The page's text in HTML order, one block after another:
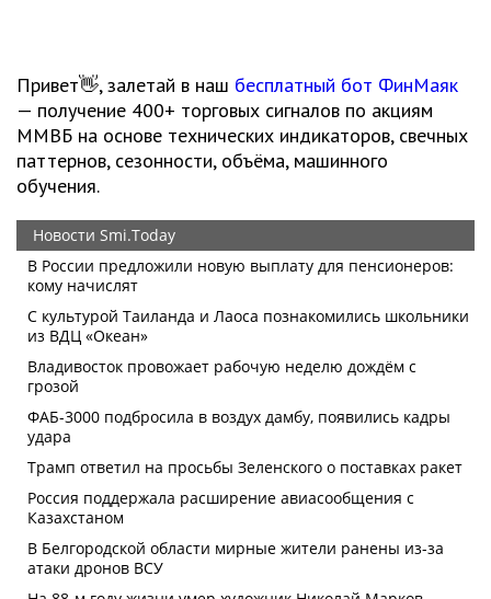
Привет👋, залетай в наш бесплатный бот ФинМаяк
— получение 400+ торговых сигналов по акциям
ММВБ на основе технических индикаторов, свечных
паттернов, сезонности, объёма, машинного
обучения.